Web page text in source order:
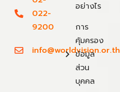
022-
9200
info@worldvision.or.th
อย่างไร
การ
คุ้มครอง
ข้อมูล
ส่วน
บุคคล